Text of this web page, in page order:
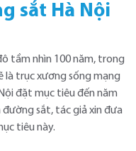
sắt Hà Nội
tầm nhìn 100 năm, trong
là trục xương sống mạng
đặt mục tiêu đến năm
sắt, tác giả xin đưa
tiêu này.